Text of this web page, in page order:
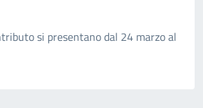
si presentano dal 24 marzo al